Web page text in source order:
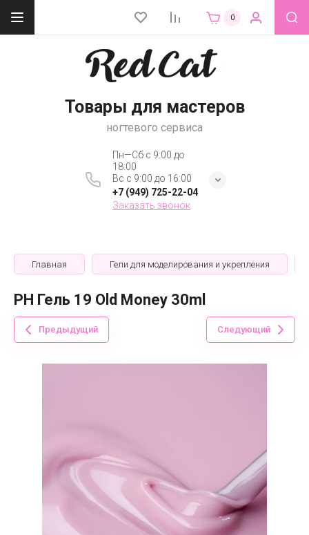
0
Товары для мастеров
ногтевого сервиса
Пн—Сб с 9:00 до
18:00
Вс с 9:00 до 16:00
+7 (949) 725-22-04
Заказать звонок
Главная Гели для моделирования и укрепления
PH Гель 19 Old Money 30ml
Предыдущий Следующий